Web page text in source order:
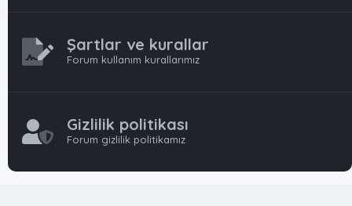
Şartlar ve kurallar
Forum kullanım kurallarımız
Gizlilik politikası
Forum gizlilik politikamız